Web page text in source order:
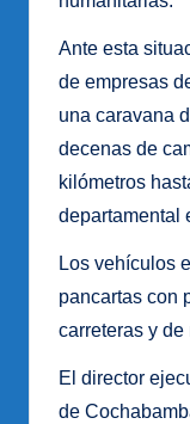
Ante esta
de empresas
una caravana
decenas de
kilómetros
departamental
Los vehículos
pancartas con
carreteras y
El director
de